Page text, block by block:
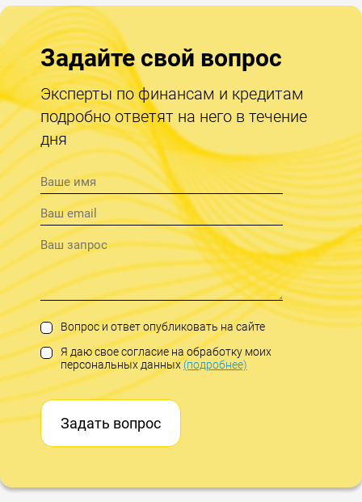
Задайте свой вопрос
Эксперты по финансам и кредитам
подробно ответят на него в течение
дня
Вопрос и ответ опубликовать на сайте
Я даю свое согласие на обработку моих
персональных данных(подробнее)
Задать вопрос